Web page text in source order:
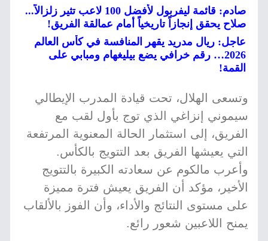
صادم: قائمة ليفربول لأفضل 100 لاعب تثير زلزالاً...
صلاح يحقق إنجازاً تاريخياً أمام عمالقة الفريق!
عاجل: ريال مدريد يقهر المنافسة في كأس العالم
2026… رقم خرافي يضع بيليغهام ومبابي على
القمة!
وتسعى الهلال، تحت قيادة المدرب الإيطالي
سيموني إنزاغي الذي توج بأول لقب مع
الفريق، إلى استثمار الحالة المعنوية المرتفعة
التي يعيشها الفريق بعد التتويج بالكأس.
وأعرب مالكوم عن سعادته الكبيرة بالتتويج
الأخير، مؤكد أن الفريق يعيش فترة مميزة
على مستوى النتائج والأداء، وأن الفوز بالألقاب
يمنح اللاعبين شعور رائع.